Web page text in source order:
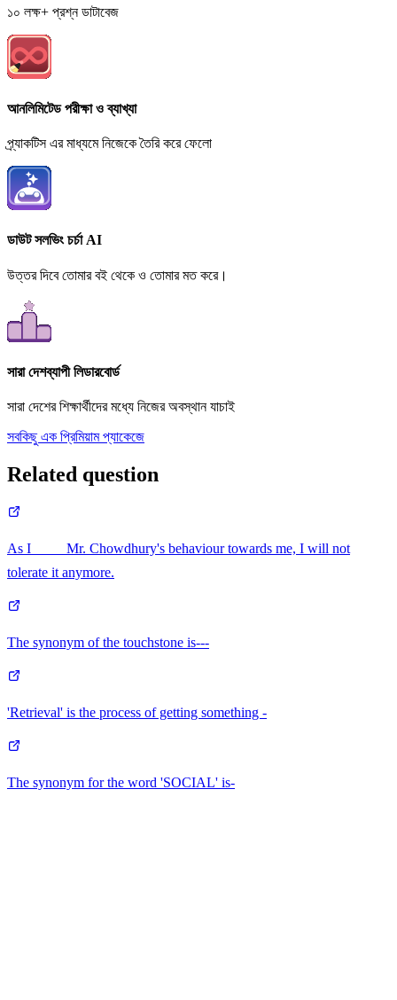
১০ লক্ষ+ প্রশ্ন ডাটাবেজ
আনলিমিটেড পরীক্ষা ও ব্যাখ্যা
প্র্যাকটিস এর মাধ্যমে নিজেকে তৈরি করে ফেলো
ডাউট সলভিং চর্চা AI
উত্তর দিবে তোমার বই থেকে ও তোমার মত করে।
সারা দেশব্যাপী লিডারবোর্ড
সারা দেশের শিক্ষার্থীদের মধ্যে নিজের অবস্থান যাচাই
সবকিছু এক প্রিমিয়াম প্যাকেজে
Related question
As I ____ Mr. Chowdhury's behaviour towards me, I will not
tolerate it anymore.
The synonym of the touchstone is---
'Retrieval' is the process of getting something -
The synonym for the word 'SOCIAL' is-